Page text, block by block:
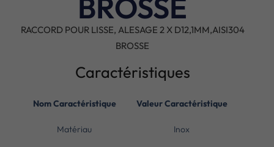
RACCORD POUR LISSE, ALESAGE 2 X D12,1MM,AISI304
BROSSE
Caractéristiques
Nom Caractéristique Valeur Caractéristique
Matériau Inox